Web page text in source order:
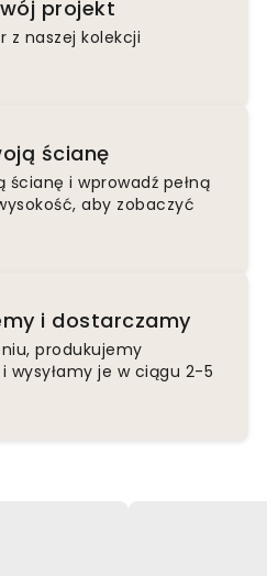
projekt
z naszej kolekcji
ścianę
ścianę i wprowadź pełną
aby zobaczyć
i dostarczamy
produkujemy
wysyłamy je w ciągu 2-5